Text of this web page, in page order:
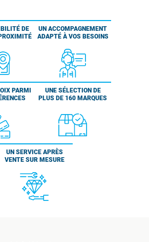
DE
UN ACCOMPAGNEMENT
ADAPTÉ À VOS BESOINS
PARMI
UNE SÉLECTION DE
PLUS DE 160 MARQUES
UN SERVICE APRÈS
VENTE SUR MESURE